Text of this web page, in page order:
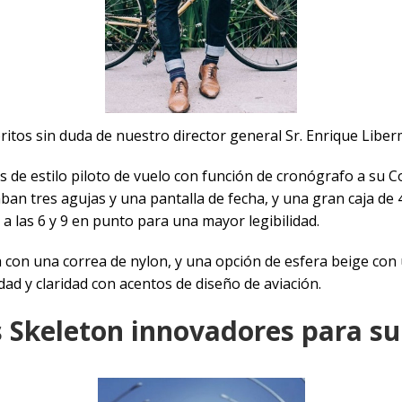
sin duda de nuestro director general Sr. Enrique
de estilo piloto de vuelo con función de cronógrafo a su
tres agujas y una pantalla de fecha, y una gran caja
las 6 y 9 en punto para una mayor legibilidad.
una correa de nylon, y una opción de esfera beige
y claridad con acentos de diseño de aviación.
innovadores para